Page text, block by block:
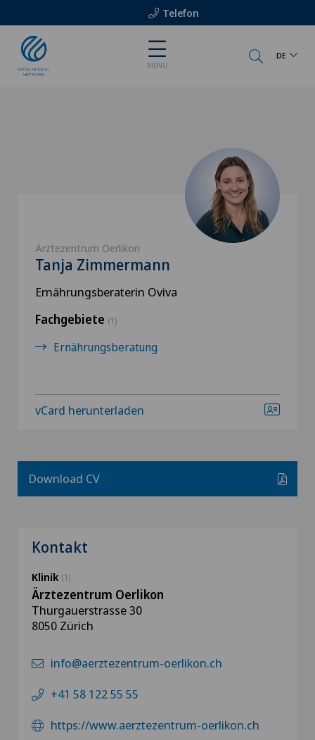
Telefon
MENU
DE
Ärztezentrum Oerlikon
Tanja Zimmermann
Ernährungsberaterin Oviva
Fachgebiete (1)
Ernährungsberatung
vCard herunterladen
Download CV
Kontakt
Klinik (1)
Ärztezentrum Oerlikon
Thurgauerstrasse 30
8050 Zürich
info@aerztezentrum-oerlikon.ch
+41 58 122 55 55
https://www.aerztezentrum-oerlikon.ch